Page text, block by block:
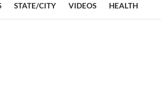
STATE/CITY VIDEOS HEALTH